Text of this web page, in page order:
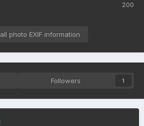
200
photo EXIF information
Followers 1